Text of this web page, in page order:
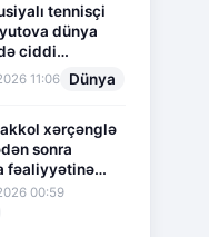
tennisçi
dünya
ciddi
imza atdı
11:06 Dünya
xərçənglə
sonra
fəaliyyətinə
00:59